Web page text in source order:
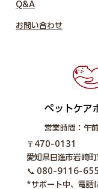
Q&A
お問い合わせ
ペットケア
営業時間：午
〒470-0131
愛知県日進市岩崎
📞 080-9116-
*サポート中、電話